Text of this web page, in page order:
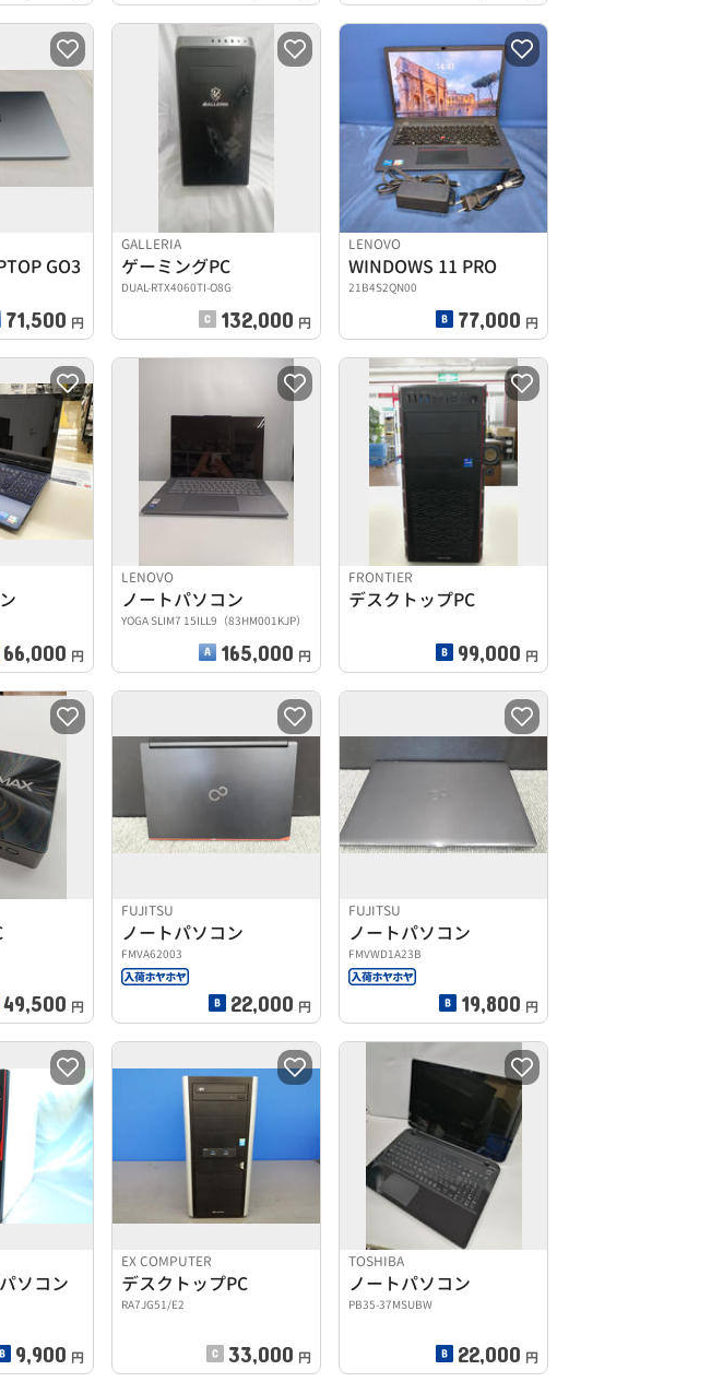
GO3
71,500 円
GALLERIA
ゲーミングPC
DUAL-RTX4060TI-O8G
132,000 円
LENOVO
WINDOWS 11 PRO
21B4S2QN00
77,000 円
66,000 円
LENOVO
ノートパソコン
YOGA SLIM7 15ILL9（83HM001KJP）
165,000 円
FRONTIER
デスクトップPC
99,000 円
49,500 円
FUJITSU
ノートパソコン
FMVA62003
22,000 円
FUJITSU
ノートパソコン
FMVWD1A23B
19,800 円
ソコン
9,900 円
EX COMPUTER
デスクトップPC
RA7JG51/E2
33,000 円
TOSHIBA
ノートパソコン
PB35-37MSUBW
22,000 円